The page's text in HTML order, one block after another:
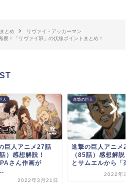
とめ
リヴァイ・アッカーマン
察！「リヴァイ班」の伏線ポイントまとめ！
人
巨人アニメ27話
）感想解説！
さん作画が
2022年3月21日
進撃の巨人
進撃の巨人アニメ26
（85話）感想解説！
とサムエルから「死
2022年3